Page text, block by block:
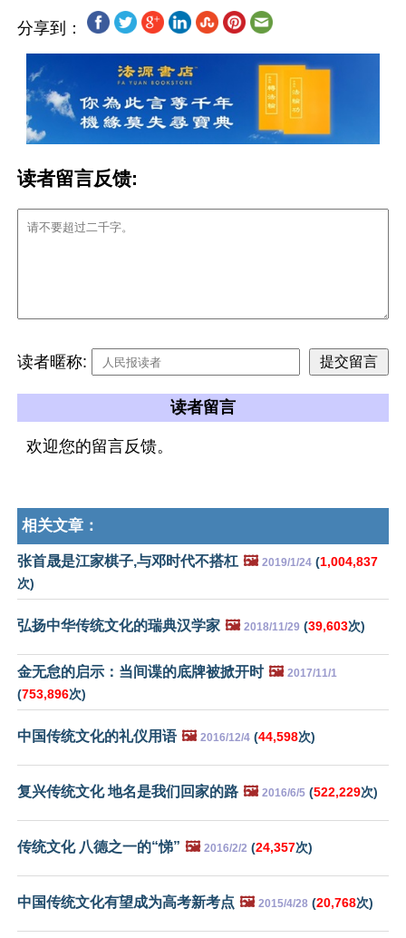
分享到：
读者留言反馈:
读者暱称:
读者留言
欢迎您的留言反馈。
相关文章：
张首晟是江家棋子,与邓时代不搭杠 🖼️ 2019/1/24 (1,004,837
次)
弘扬中华传统文化的瑞典汉学家 🖼️ 2018/11/29 (39,603次)
金无怠的启示：当间谍的底牌被掀开时 🖼️ 2017/11/1
(753,896次)
中国传统文化的礼仪用语 🖼️ 2016/12/4 (44,598次)
复兴传统文化 地名是我们回家的路 🖼️ 2016/6/5 (522,229次)
传统文化 八德之一的“悌” 🖼️ 2016/2/2 (24,357次)
中国传统文化有望成为高考新考点 🖼️ 2015/4/28 (20,768次)